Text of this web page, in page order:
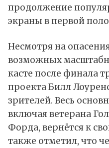
продолжение
экраны в первой
Несмотря на
возможных
касте после финала
проекта Билл
зрителей. Весь
включая ветерана
Форда, вернётся к
также отметил, что